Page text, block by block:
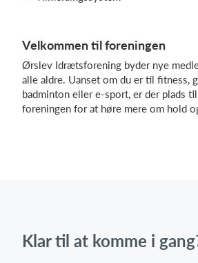
Velkommen til foreningen
Ørslev Idrætsforening byder nye
alle aldre. Uanset om du er til fitness,
badminton eller e-sport, er der plads
foreningen for at høre mere om hold
Klar til at komme i